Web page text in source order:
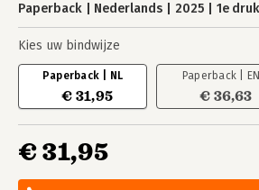
Paperback Nederlands 2025 1e druk
Kies uw bindwijze
Paperback | NL
€ 31,95
Paperback | EN
€ 36,63
€ 31,95